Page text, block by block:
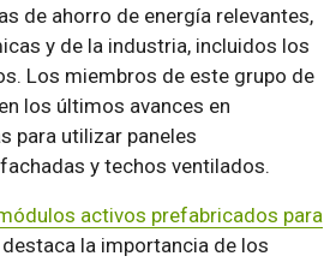
de ahorro de energía relevantes,
y de la industria, incluidos los
Los miembros de este grupo de
los últimos avances en
para utilizar paneles
y techos ventilados.
activos prefabricados para
destaca la importancia de los